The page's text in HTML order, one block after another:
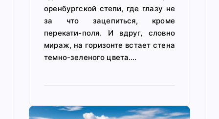
оренбургской степи, где глазу не
за что зацепиться, кроме
перекати-поля. И вдруг, словно
мираж, на горизонте встает стена
темно-зеленого цвета.…